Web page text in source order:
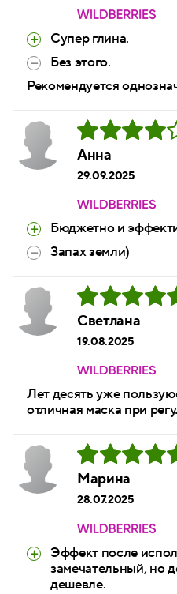
Супер глина.
Без этого.
Рекомендуется
Анна
29.09.2025
Бюджетно и
Запах земли)
Светлана
19.08.2025
Лет десять уже
отличная маска при
Марина
28.07.2025
Эффект после
замечательный, но
дешевле.